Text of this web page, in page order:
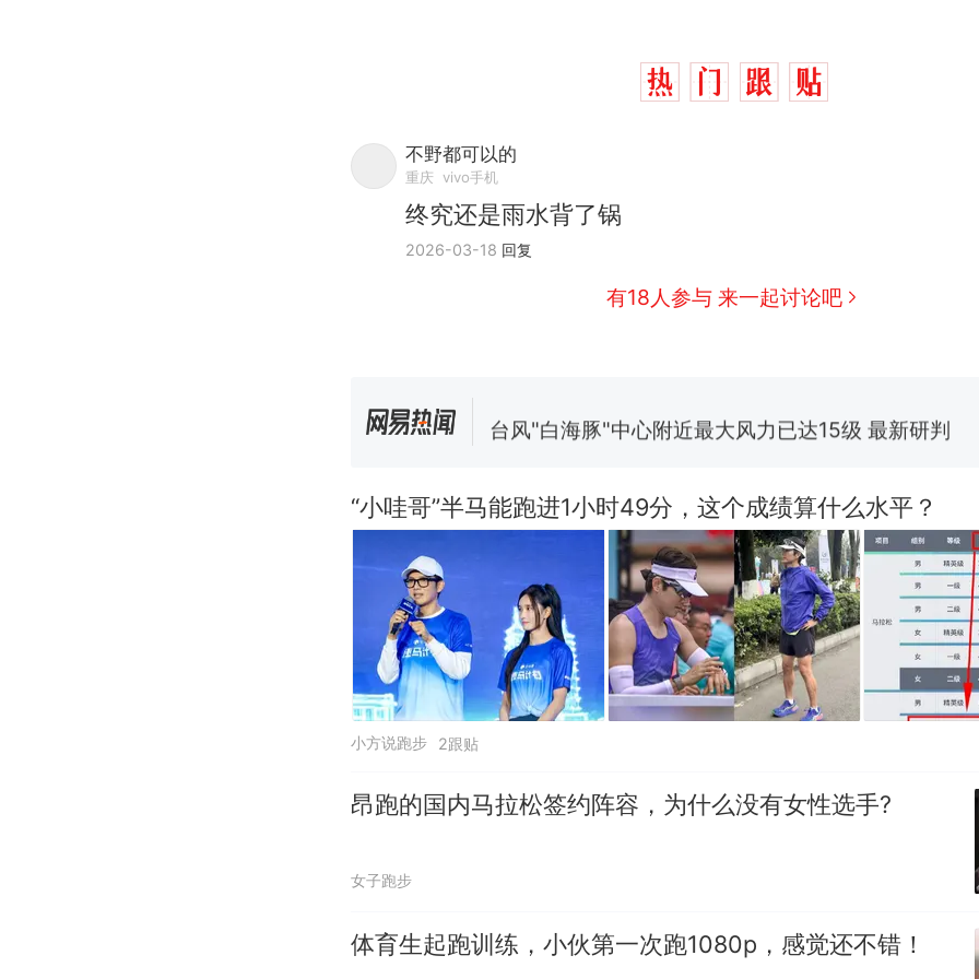
不野都可以的
重庆 vivo手机
终究还是雨水背了锅
2026-03-18 回复
有18人参与 来一起讨论吧
热 那个在床头放菜刀的女孩，因老师一句“跟我回家”
搬家报价570元，搬到楼下交5060元才肯搬上楼！
台风"白海豚"中心附近最大风力已达15级 最新研判
招聘，成立调查组全面核查
笔试第一被第二名传话劝弃考 官方通报
那个在床头放菜刀的女孩，因老师一句“跟我回家”
“小哇哥”半马能跑进1小时49分，这个成绩算什么水平？
小方说跑步 2跟贴
昂跑的国内马拉松签约阵容，为什么没有女性选手?
女子跑步
体育生起跑训练，小伙第一次跑1080p，感觉还不错！